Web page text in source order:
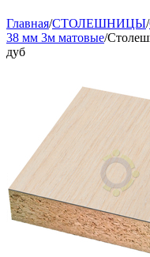
Главная/СТОЛЕШНИЦЫ/
38 мм 3м матовые/
дуб